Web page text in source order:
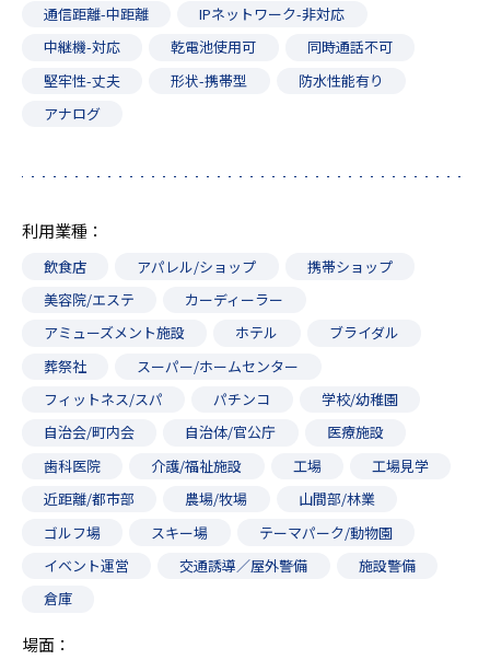
通信距離-中距離
IPネットワーク-非対応
中継機-対応
乾電池使用可
同時通話不可
堅牢性-丈夫
形状-携帯型
防水性能有り
アナログ
利用業種
飲食店 アパレル/ショップ
携帯ショップ
美容院/エステ
カーディーラー
アミューズメント施設
ホテル
ブライダル
葬祭社
スーパー/ホームセンター
フィットネス/スパ
パチンコ
学校/幼稚園
自治会/町内会
自治体/官公庁
医療施設
歯科医院
介護/福祉施設 工場
工場見学
近距離/都市部
農場/牧場
山間部/林業
ゴルフ場
スキー場
テーマパーク/動物園
イベント運営
交通誘導／屋外警備
施設警備
倉庫
場面